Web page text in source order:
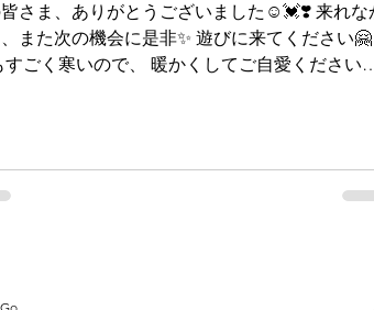
さま、ありがとうございました☺️💓❣️‬ ‪来れなか
また次の機会に是非✨ 遊びに来てください🤗